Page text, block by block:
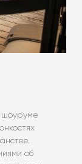
шоуруме
об